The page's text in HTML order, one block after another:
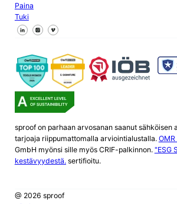
Paina
Tuki
Seuraa meitä Facebookissa
Seuraa meitä X
Seuraa meitä LinkedInissä
sproof on parhaan arvosanan saanut sähköisen
tarjoaja riippumattomalla arviointialustalla.
GmbH myönsi sille myös CRIF-palkinnon. "ESG
kestävyydestä.sertifioitu.
@ 2026 sproof